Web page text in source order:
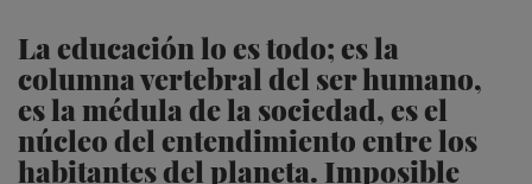
La educación lo es todo; es la
columna vertebral del ser humano,
es la médula de la sociedad, es el
núcleo del entendimiento entre los
habitantes del planeta. Imposible